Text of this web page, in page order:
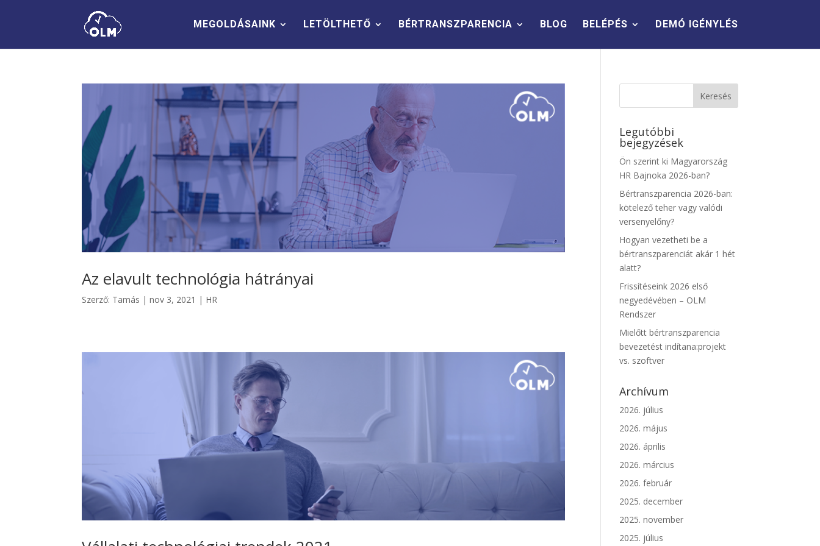
MEGOLDÁSAINK LETÖLTHETŐ BÉRTRANSZPARENCIA BLOG BELÉPÉS DEMÓ IGÉNYLÉS
Az elavult technológia hátrányai
Szerző: Tamás |nov 3, 2021 | HR
Legutóbbi
bejegyzések
Ön szerint ki Magyarország
HR Bajnoka 2026-ban?
Bértranszparencia 2026-ban:
kötelező teher vagy valódi
versenyelőny?
Hogyan vezetheti be a
bértranszparenciát akár 1 hét
alatt?
Frissítéseink 2026 első
negyedévében – OLM
Rendszer
Mielőtt bértranszparencia
bevezetést indítana:projekt
vs. szoftver
Archívum
2026. július
2026. május
2026. április
2026. március
2026. február
2025. december
2025. november
2025. július